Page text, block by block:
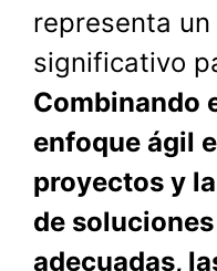
representa
significativo
Combinando
enfoque ágil
proyectos y
de
adecuadas,